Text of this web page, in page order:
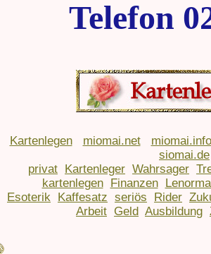
Telefon
Kartenlegen miomai.net
miomai.info
siomai.de
privat
Kartenleger Wahrsager
kartenlegen
Finanzen
Esoterik
Kaffesatz seriös Rider
Arbeit Geld Ausbildung